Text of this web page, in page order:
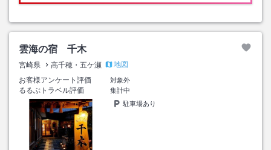
雲海の宿 千木
宮崎県 高千穂・五ケ瀬
地図
お客様アンケート評価
対象外
るるぶトラベル評価
集計中
駐車場あり